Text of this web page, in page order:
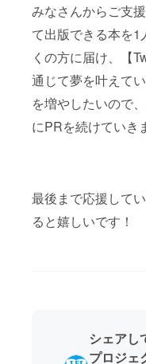
みなさんからご支
て出版できる本を1
くの方に届け、【
通じて夢を叶えてい
を増やしたいので
にPRを続けていき
最後まで応援して
ると嬉しいです！
シェアし
プロジェ